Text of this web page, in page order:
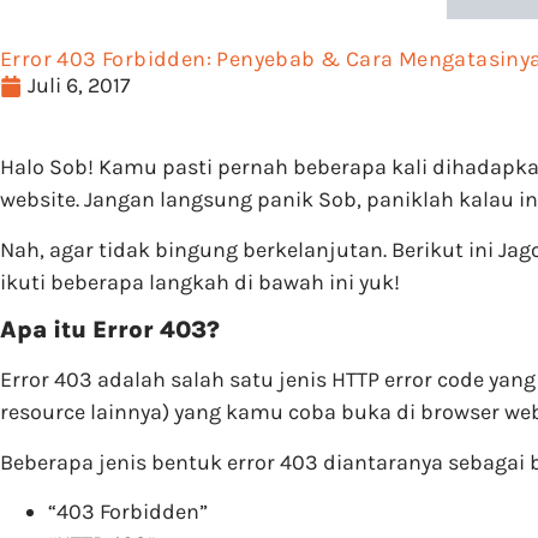
Error 403 Forbidden: Penyebab & Cara
Juli 6, 2017
Halo Sob! Kamu pasti pernah beberapa kali
website. Jangan langsung panik Sob, paniklah kalau
Nah, agar tidak bingung berkelanjutan. Berikut ini
ikuti beberapa langkah di bawah ini yuk!
Apa itu Error 403?
Error 403 adalah salah satu jenis HTTP error code
resource lainnya) yang kamu coba buka di browser
Beberapa jenis bentuk error 403 diantaranya sebagai
“403 Forbidden”